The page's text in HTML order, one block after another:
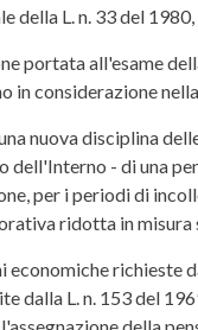
della L. n. 33 del
portata all'esame
in considerazione
nuova disciplina
dell'Interno - di una
per i periodi di
ridotta in misura
economiche richieste
dalla L. n. 153 del